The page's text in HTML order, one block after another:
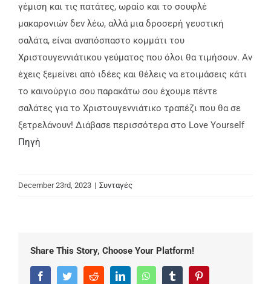
γέμιση και τις πατάτες, ωραίο και το σουφλέ
μακαρονιών δεν λέω, αλλά μια δροσερή γευστική
σαλάτα, είναι αναπόσπαστο κομμάτι του
Χριστουγεννιάτικου γεύματος που όλοι θα τιμήσουν. Αν
έχεις ξεμείνει από ιδέες και θέλεις να ετοιμάσεις κάτι
το καινούργιο σου παρακάτω σου έχουμε πέντε
σαλάτες για το Χριστουγεννιάτικο τραπέζι που θα σε
ξετρελάνουν! Διάβασε περισσότερα στο Love Yourself
Πηγή
December 23rd, 2023 | Συνταγές
Share This Story, Choose Your Platform!
FacebookTwitterRedditLinkedInWhatsAppTumblr